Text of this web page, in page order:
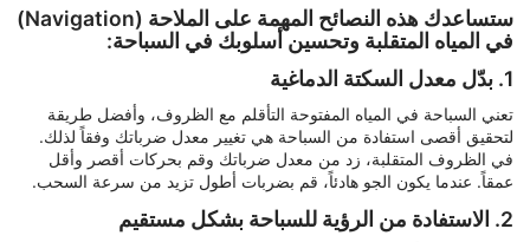
ستساعدك هذه النصائح المهمة على الملاحة (Navigation)
في المياه المتقلبة وتحسين أسلوبك في السباحة:
1. بدّل معدل السكتة الدماغية
تعني السباحة في المياه المفتوحة التأقلم مع الظروف، وأفضل طريقة
لتحقيق أقصى استفادة من السباحة هي تغيير معدل ضرباتك وفقاً لذلك.
في الظروف المتقلبة، زد من معدل ضرباتك وقم بحركات أقصر وأقل
عمقاً. عندما يكون الجو هادئاً، قم بضربات أطول تزيد من سرعة السحب.
2. الاستفادة من الرؤية للسباحة بشكل مستقيم